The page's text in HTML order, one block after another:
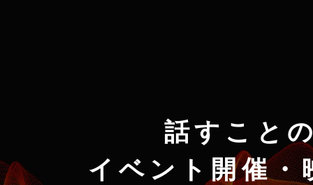
話すこと
イベント開催